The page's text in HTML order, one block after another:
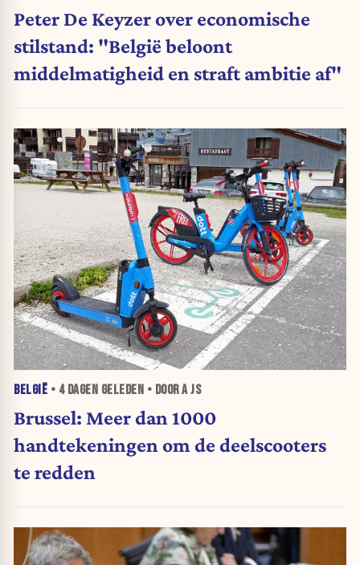
Peter De Keyzer over economische
stilstand: "België beloont
middelmatigheid en straft ambitie af"
BELGIË • 4 DAGEN GELEDEN • DOOR A JS
Brussel: Meer dan 1000
handtekeningen om de deelscooters
te redden